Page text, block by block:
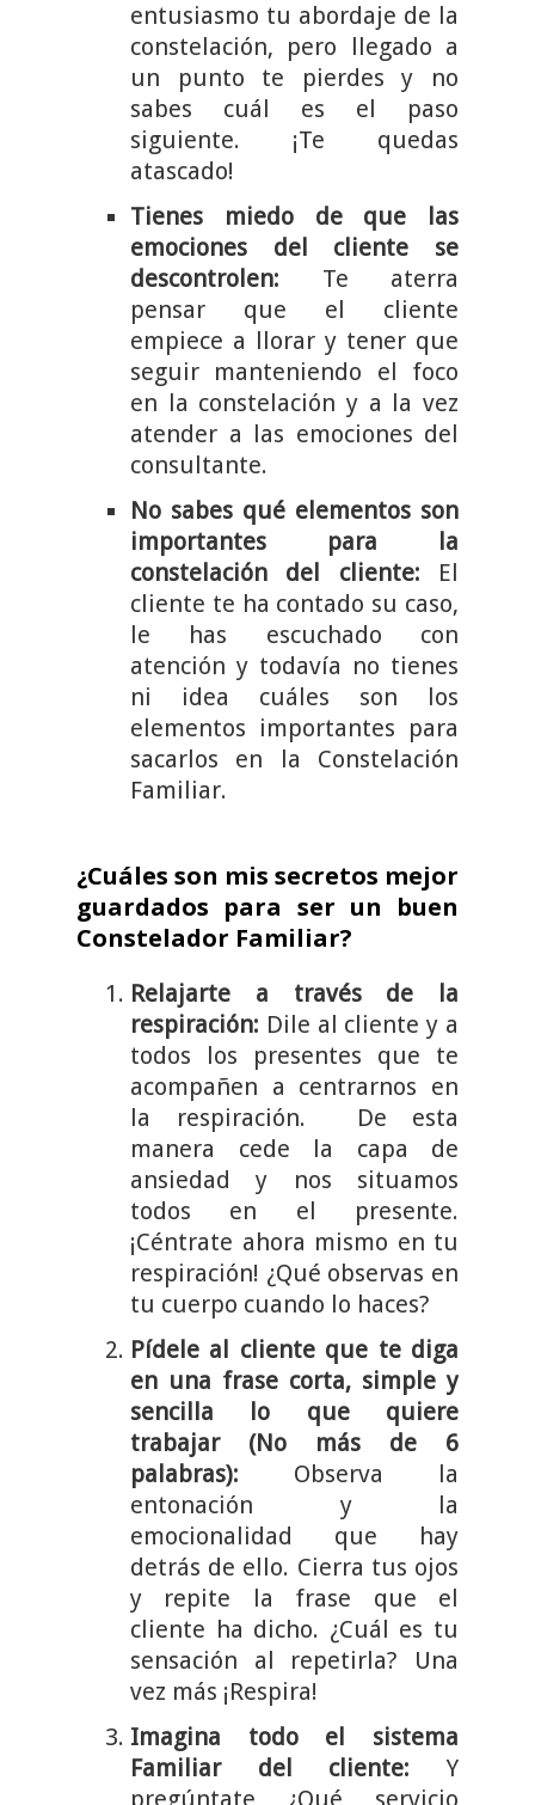
entusiasmo tu abordaje de la
constelación, pero llegado a
un punto te pierdes y no
sabes cuál es el paso
siguiente. ¡Te quedas
atascado!
Tienes miedo de que las
emociones del cliente se
descontrolen: Te aterra
pensar que el cliente
empiece a llorar y tener que
seguir manteniendo el foco
en la constelación y a la vez
atender a las emociones del
consultante.
No sabes qué elementos son
importantes para la
constelación del cliente: El
cliente te ha contado su caso,
le has escuchado con
atención y todavía no tienes
ni idea cuáles son los
elementos importantes para
sacarlos en la Constelación
Familiar.
¿Cuáles son mis secretos mejor
guardados para ser un buen
Constelador Familiar?
Relajarte a través de la
respiración: Dile al cliente y a
todos los presentes que te
acompañen a centrarnos en
la respiración. De esta
manera cede la capa de
ansiedad y nos situamos
todos en el presente.
¡Céntrate ahora mismo en tu
respiración! ¿Qué observas en
tu cuerpo cuando lo haces?
Pídele al cliente que te diga
en una frase corta, simple y
sencilla lo que quiere
trabajar (No más de 6
palabras): Observa la
entonación y la
emocionalidad que hay
detrás de ello. Cierra tus ojos
y repite la frase que el
cliente ha dicho. ¿Cuál es tu
sensación al repetirla? Una
vez más ¡Respira!
Imagina todo el sistema
Familiar del cliente: Y
pregúntate ¿Qué servicio